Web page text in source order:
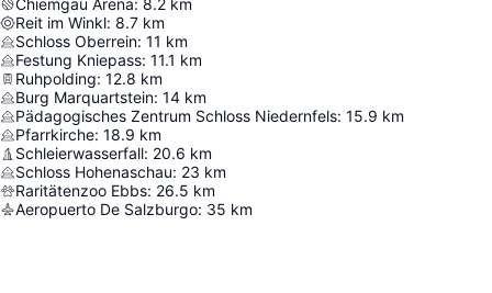
Chiemgau Arena: 8.2 km
Reit im Winkl: 8.7 km
Schloss Oberrein: 11 km
Festung Kniepass: 11.1 km
Ruhpolding: 12.8 km
Burg Marquartstein: 14 km
Pädagogisches Zentrum Schloss Niedernfels: 15.9 km
Pfarrkirche: 18.9 km
Schleierwasserfall: 20.6 km
Schloss Hohenaschau: 23 km
Raritätenzoo Ebbs: 26.5 km
Aeropuerto De Salzburgo: 35 km